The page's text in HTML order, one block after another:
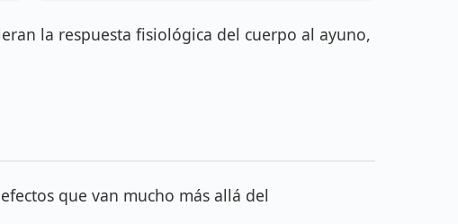
la respuesta fisiológica del cuerpo al ayuno,
que van mucho más allá del